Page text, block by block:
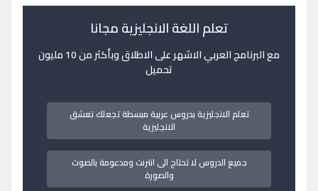
تعلم اللغة الانجليزية مجانا
مع البرنامج العربي الاشهر على الاطلاق وبأكثر من 10 مليون
تحميل
تعلم الانجليزية بدروس عربية مبسطة تجعلك تعشق
الانجليزية
جميع الدروس لا تحتاج الى انترنت ومدعومة بالصوت
والصورة